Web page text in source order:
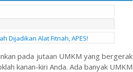
Dijadikan Alat Fitnah, APES!
pada jutaan UMKM yang bergerak
kanan-kiri Anda. Ada banyak UMKM